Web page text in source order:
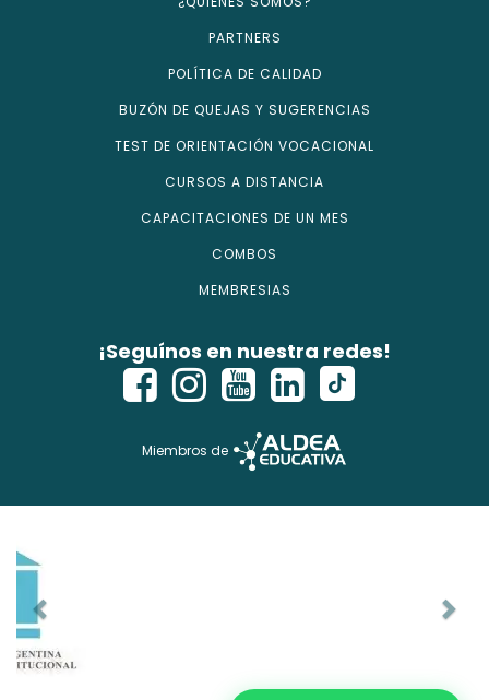
PARTNERS
POLÍTICA DE CALIDAD
BUZÓN DE QUEJAS Y SUGERENCIAS
TEST DE ORIENTACIÓN VOCACIONAL
CURSOS A DISTANCIA
CAPACITACIONES DE UN MES
COMBOS
MEMBRESIAS
¡Seguínos en nuestra redes!
Miembros de